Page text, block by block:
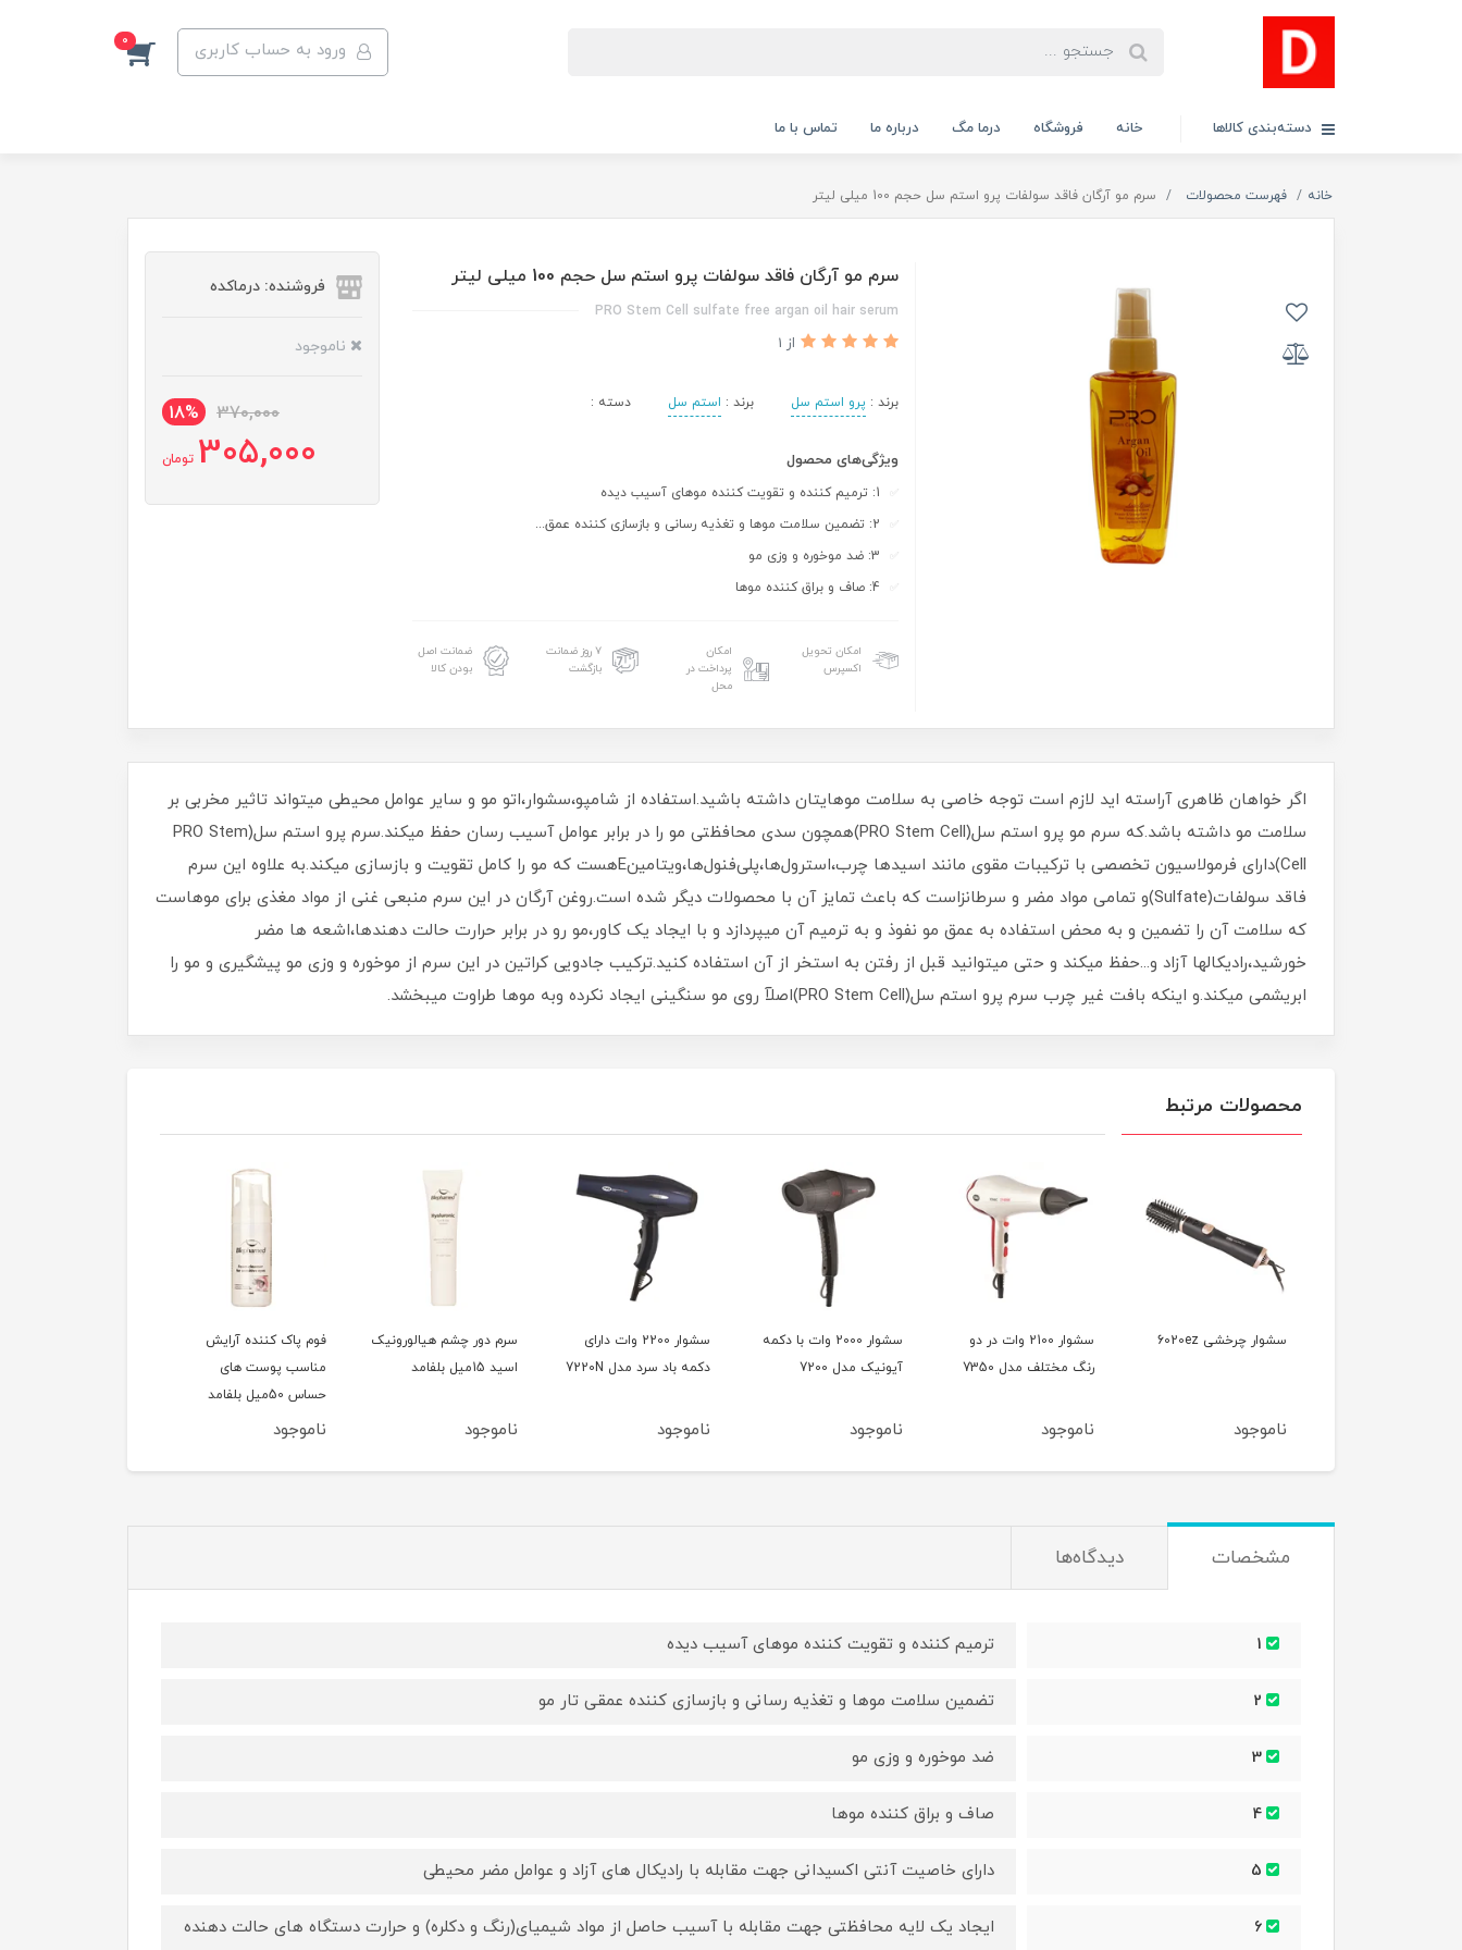
ورود به حساب کاربری 0
دسته‌بندی کالاها خانه فروشگاه درما مگ درباره ما تماس با ما
خانه فهرست محصولات سرم مو آرگان فاقد سولفات پرو استم سل حجم 100 میلی لیتر
سرم مو آرگان فاقد سولفات پرو استم سل حجم 100 میلی لیتر
PRO Stem Cell sulfate free argan oil hair serum
از 1
برند : پرو استم سل برند : استم سل دسته :
ویژگی‌های محصول
امکان تحویل
اکسپرس
امکان
پرداخت در
محل
۷ روز ضمانت
بازگشت
ضمانت اصل
بودن کالا
فروشنده: درماکده
ناموجود
370,000
18%
305,000 تومان
اگر خواهان ظاهری آراسته اید لازم است توجه خاصی به سلامت موهایتان داشته باشید.استفاده از شامپو،سشوار،اتو مو و سایر عوامل محیطی میتواند تاثیر مخربی بر
سلامت مو داشته باشد.که سرم مو پرو استم سل(PRO Stem Cell)همچون سدی محافظتی مو را در برابر عوامل آسیب رسان حفظ میکند.سرم پرو استم سل(PRO Stem
Cell)دارای فرمولاسیون تخصصی با ترکیبات مقوی مانند اسیدها چرب،استرول‌ها،پلی‌فنول‌ها،ویتامینEهست که مو را کامل تقویت و بازسازی میکند.به علاوه این سرم
فاقد سولفات(Sulfate)و تمامی مواد مضر و سرطانزاست که باعث تمایز آن با محصولات دیگر شده است.روغن آرگان در این سرم منبعی غنی از مواد مغذی برای موهاست
که سلامت آن را تضمین و به محض استفاده به عمق مو نفوذ و به ترمیم آن میپردازد و با ایجاد یک کاور،مو رو در برابر حرارت حالت دهندها،اشعه ها مضر
خورشید،رادیکالها آزاد و...حفظ میکند و حتی میتوانید قبل از رفتن به استخر از آن استفاده کنید.ترکیب جادویی کراتین در این سرم از موخوره و وزی مو پیشگیری و مو را
ابریشمی میکند.و اینکه بافت غیر چرب سرم پرو استم سل(PRO Stem Cell)اصلآ روی مو سنگینی ایجاد نکرده وبه موها طراوت میبخشد.
محصولات مرتبط
سشوار چرخشی 6020ez
ناموجود
سشوار 2100 وات در دو
رنگ مختلف مدل 7350
ناموجود
سشوار 2000 وات با دکمه
آیونیک مدل 7200
ناموجود
سشوار 2200 وات دارای
دکمه باد سرد مدل 7220N
ناموجود
سرم دور چشم هیالورونیک
اسید 15میل بلفامد
ناموجود
فوم پاک کننده آرایش
مناسب پوست های
حساس 50میل بلفامد
ناموجود
مشخصات دیدگاه‌ها
ترمیم کننده و تقویت کننده موهای آسیب دیده
تضمین سلامت موها و تغذیه رسانی و بازسازی کننده عمقی تار مو
ضد موخوره و وزی مو
صاف و براق کننده موها
دارای خاصیت آنتی اکسیدانی جهت مقابله با رادیکال های آزاد و عوامل مضر محیطی
ایجاد یک لایه محافظتی جهت مقابله با آسیب حاصل از مواد شیمیای(رنگ و دکلره) و حرارت دستگاه های حالت دهنده